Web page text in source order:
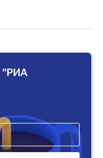
"РИА